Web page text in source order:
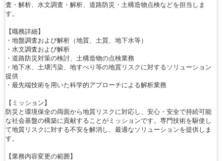
査・解析、水文調査・解析、道路防災・土構造物点検などを担当しま
す。
【職務詳細】
・地盤調査および解析（地質、土質、地下水等）
・水文調査および解析
・道路防災対策の検討、土構造物の点検業務
・地下水、土壌汚染、地すべり等の地質リスクに対するソリューション
提供
・最先端技術を用いた科学的アプローチによる解析業務
【ミッション】
防災と環境保全の両面から地質リスクに対応し、安心・安全で持続可能
な社会基盤の構築に貢献することがミッションです。専門技術を駆使し
て地質リスクに対する不安を解消し、最適なソリューションを提供しま
す。
【業務内容変更の範囲】